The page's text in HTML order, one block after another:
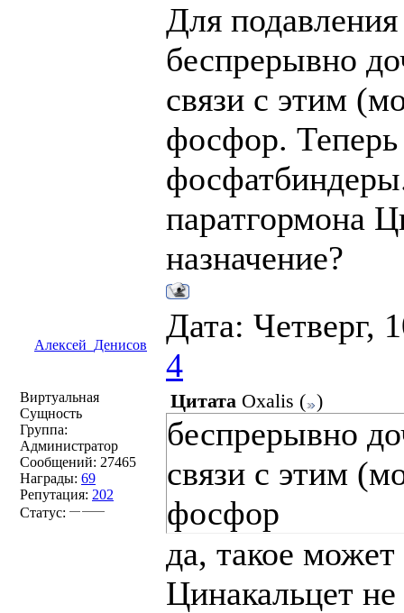
Для
беспрерывно
связи с этим
фосфор.
паратгормона
назначение?
Алексей_Денисов
Дата: Четверг,
4
Виртуальная
Сущность
Группа:
Администратор
Сообщений: 27465
Награды: 69
Репутация: 202
Статус:
Цитата Oxalis ( )
беспрерывно
связи с этим
фосфор
да, такое
Цинакальцет